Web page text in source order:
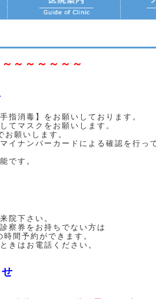
～～～～～
消毒】をお願いしております。
マスクをお願いします。
願いします。
ナンバーカードによる確認を行っ
です。
院下さい。
察券をお持ちでない方は
間予約ができます。
きはお電話ください。